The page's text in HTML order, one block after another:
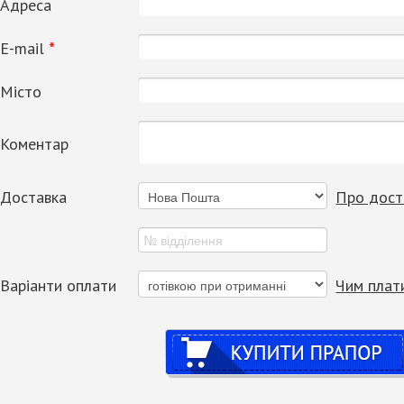
Адреса
Е-mail *
Місто
Коментар
Доставка Про
Варіанти оплати Чим
Купити